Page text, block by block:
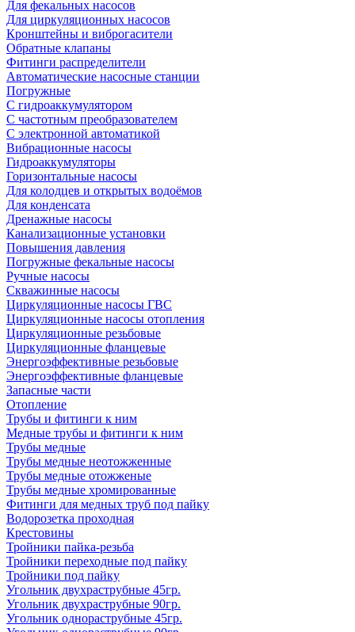
Для фекальных насосов
Для циркуляционных насосов
Кронштейны и виброгасители
Обратные клапаны
Фитинги распределители
Автоматические насосные станции
Погружные
С гидроаккумулятором
С частотным преобразователем
С электронной автоматикой
Вибрационные насосы
Гидроаккумуляторы
Горизонтальные насосы
Для колодцев и открытых водоёмов
Для конденсата
Дренажные насосы
Канализационные установки
Повышения давления
Погружные фекальные насосы
Ручные насосы
Скважинные насосы
Циркуляционные насосы ГВС
Циркуляционные насосы отопления
Циркуляционные резьбовые
Циркуляционные фланцевые
Энергоэффективные резьбовые
Энергоэффективные фланцевые
Запасные части
Отопление
Трубы и фитинги к ним
Медные трубы и фитинги к ним
Трубы медные
Трубы медные неотожженные
Трубы медные отожженые
Трубы медные хромированные
Фитинги для медных труб под пайку
Водорозетка проходная
Крестовины
Тройники пайка-резьба
Тройники переходные под пайку
Тройники под пайку
Угольник двухраструбные 45гр.
Угольник двухраструбные 90гр.
Угольник однораструбные 45гр.